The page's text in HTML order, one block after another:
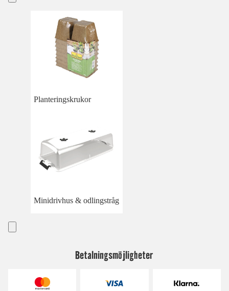
Planteringskrukor
Minidrivhus & odlingstråg
Betalningsmöjligheter